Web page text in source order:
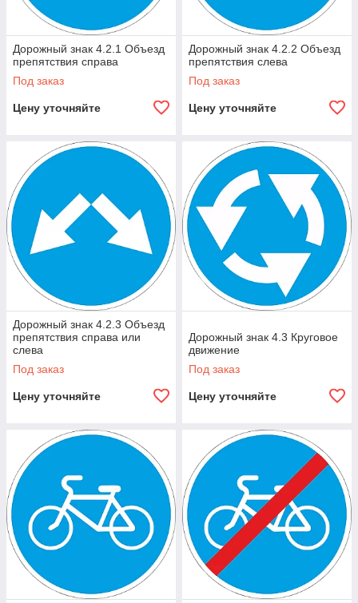
Дорожный знак 4.2.1 Объезд
препятствия справа
Под заказ
Цену уточняйте
Дорожный знак 4.2.2 Объезд
препятствия слева
Под заказ
Цену уточняйте
Дорожный знак 4.2.3 Объезд
препятствия справа или
слева
Под заказ
Цену уточняйте
Дорожный знак 4.3 Круговое
движение
Под заказ
Цену уточняйте